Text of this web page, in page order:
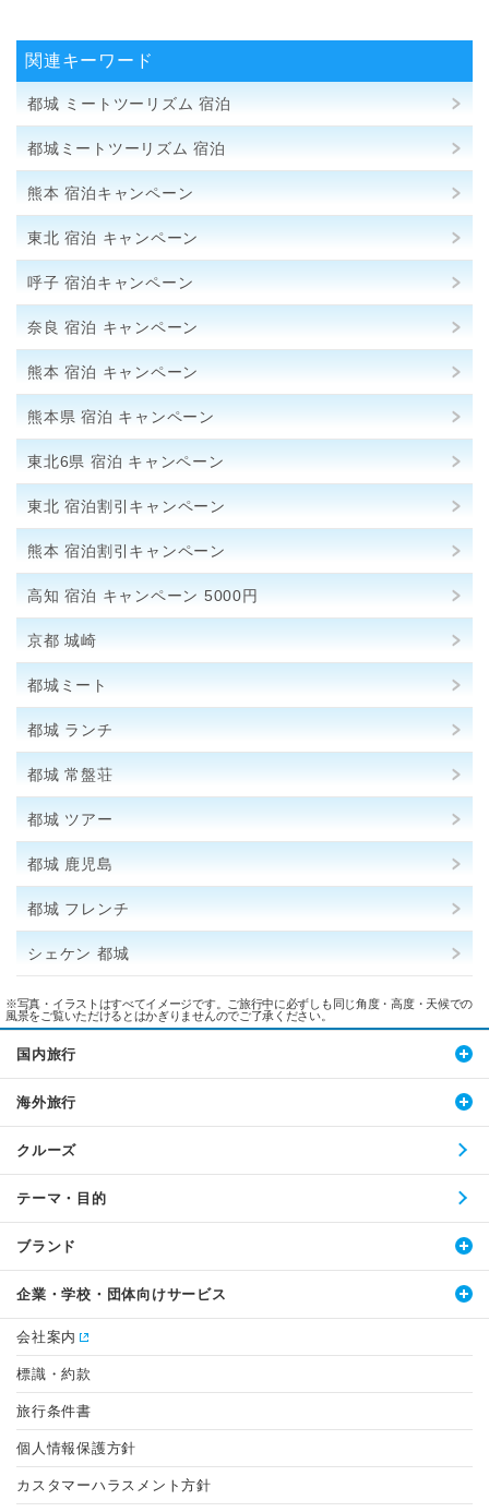
関連キーワード
都城 ミートツーリズム 宿泊
都城ミートツーリズム 宿泊
熊本 宿泊キャンペーン
東北 宿泊 キャンペーン
呼子 宿泊キャンペーン
奈良 宿泊 キャンペーン
熊本 宿泊 キャンペーン
熊本県 宿泊 キャンペーン
東北6県 宿泊 キャンペーン
東北 宿泊割引キャンペーン
熊本 宿泊割引キャンペーン
高知 宿泊 キャンペーン 5000円
京都 城崎
都城ミート
都城 ランチ
都城 常盤荘
都城 ツアー
都城 鹿児島
都城 フレンチ
シェケン 都城
※写真・イラストはすべてイメージです。ご旅行中に必ずしも同じ角度・高度・天候での
風景をご覧いただけるとはかぎりませんのでご了承ください。
国内旅行
海外旅行
クルーズ
テーマ・目的
ブランド
企業・学校・団体向けサービス
会社案内
標識・約款
旅行条件書
個人情報保護方針
カスタマーハラスメント方針